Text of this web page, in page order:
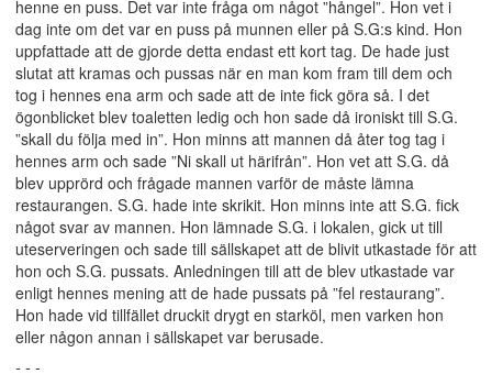
henne en puss. Det var inte fråga om något ”hångel”. Hon vet i
dag inte om det var en puss på munnen eller på S.G:s kind. Hon
uppfattade att de gjorde detta endast ett kort tag. De hade just
slutat att kramas och pussas när en man kom fram till dem och
tog i hennes ena arm och sade att de inte fick göra så. I det
ögonblicket blev toaletten ledig och hon sade då ironiskt till S.G.
”skall du följa med in”. Hon minns att mannen då åter tog tag i
hennes arm och sade ”Ni skall ut härifrån”. Hon vet att S.G. då
blev upprörd och frågade mannen varför de måste lämna
restaurangen. S.G. hade inte skrikit. Hon minns inte att S.G. fick
något svar av mannen. Hon lämnade S.G. i lokalen, gick ut till
uteserveringen och sade till sällskapet att de blivit utkastade för att
hon och S.G. pussats. Anledningen till att de blev utkastade var
enligt hennes mening att de hade pussats på ”fel restaurang”.
Hon hade vid tillfället druckit drygt en starköl, men varken hon
eller någon annan i sällskapet var berusade.
- - -